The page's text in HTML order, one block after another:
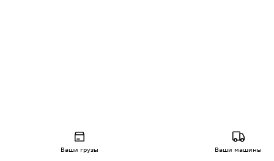
Ваши грузы Ваши машины